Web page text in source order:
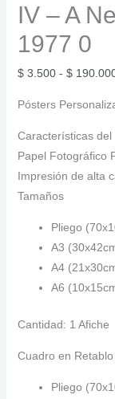
IV – A
1977 0
$3.500 - $
Pósters
Características del
Papel Fotográfico
Impresión de alta
Tamaños
Pliego
A3
A4
A6
Cantidad: 1 Afiche
Cuadro en
Pliego